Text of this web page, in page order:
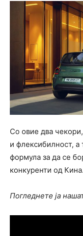
Со овие два
и флексибилност, а
формула за да се
конкуренти од Кина.
Погледнете ја